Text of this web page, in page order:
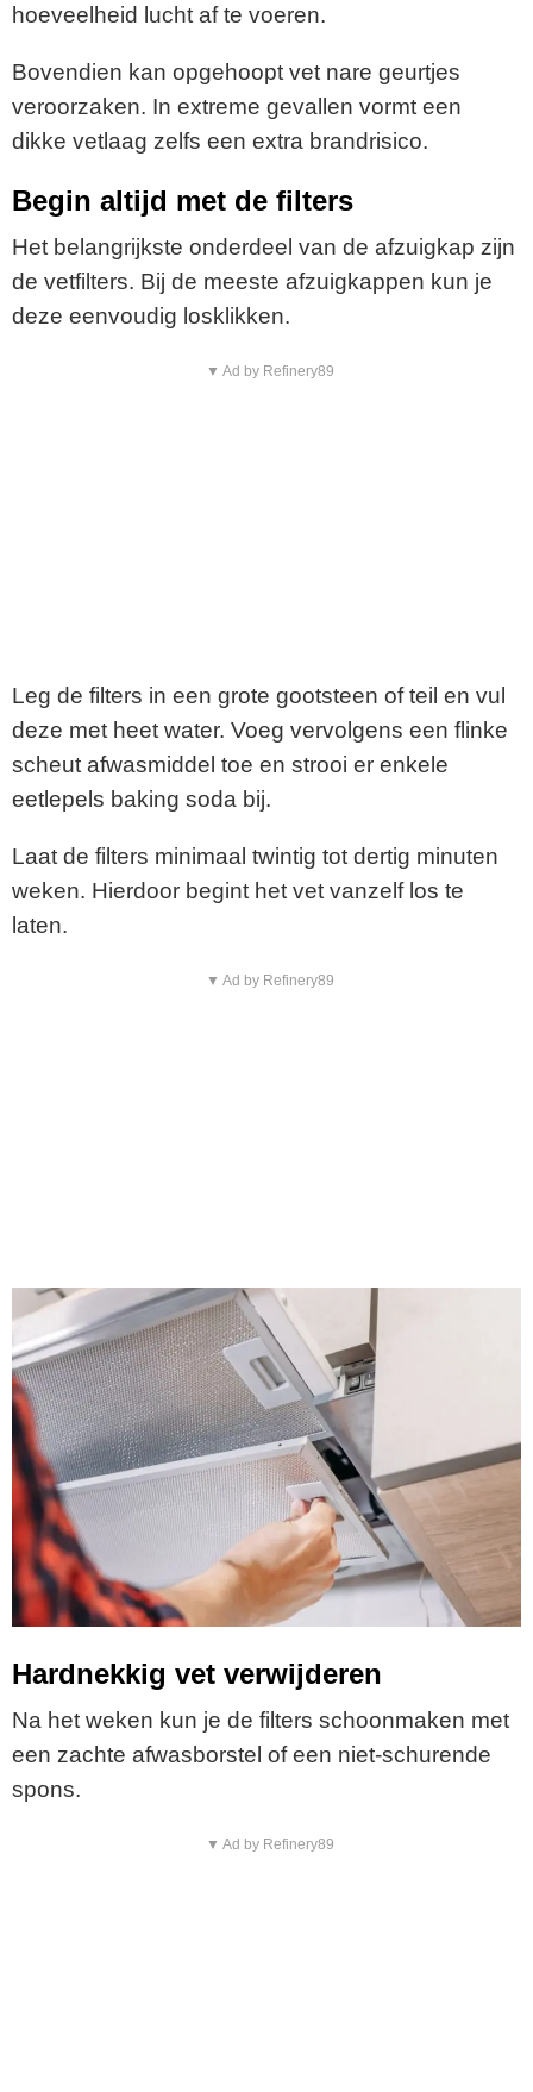
hoeveelheid lucht af te voeren.
Bovendien kan opgehoopt vet nare geurtjes
veroorzaken. In extreme gevallen vormt een
dikke vetlaag zelfs een extra brandrisico.
Begin altijd met de filters
Het belangrijkste onderdeel van de afzuigkap zijn
de vetfilters. Bij de meeste afzuigkappen kun je
deze eenvoudig losklikken.
▼ Ad by Refinery89
Leg de filters in een grote gootsteen of teil en vul
deze met heet water. Voeg vervolgens een flinke
scheut afwasmiddel toe en strooi er enkele
eetlepels baking soda bij.
Laat de filters minimaal twintig tot dertig minuten
weken. Hierdoor begint het vet vanzelf los te
laten.
▼ Ad by Refinery89
Hardnekkig vet verwijderen
Na het weken kun je de filters schoonmaken met
een zachte afwasborstel of een niet-schurende
spons.
▼ Ad by Refinery89